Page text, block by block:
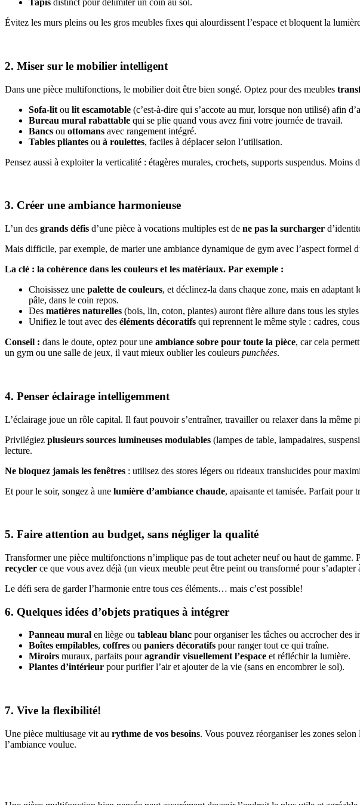
Tapis distinct pour délimiter un coin au sol.
Évitez les murs pleins ou les gros meubles fixes qui alourdissent l’espace et bloquent la
2. Miser sur le mobilier intelligent
Dans une pièce multifonctions, le mobilier doit être bien songé. Optez pour des meubles
Sofa-lit ou lit escamotable (c’est-à-dire qui s’accote au mur, lorsque non utilisé) afin
Bureau mural rabattable qui se plie quand vous avez fini votre journée de travail.
Bancs ou ottomans avec rangement intégré.
Tables pliantes ou à roulettes, faciles à déplacer selon l’utilisation.
Pensez aussi à exploiter la verticalité : étagères murales, crochets, supports suspendus.
3. Créer une ambiance harmonieuse
L’un des grands défis d’une pièce à vocations multiples est de ne pas la surcharger
Mais difficile, par exemple, de marier une ambiance dynamique de gym avec l’aspect formel
La clé : la cohérence dans les couleurs et les matériaux. Par exemple :
Choisissez une palette de couleurs, et déclinez-la dans chaque zone, mais en
pâle, dans le coin repos.
Des matières naturelles (bois, lin, coton, plantes) auront fière allure dans tous les styles
Unifiez le tout avec des éléments décoratifs qui reprennent le même style : cadres,
Conseil : dans le doute, optez pour une ambiance sobre pour toute la pièce, car cela
un gym ou une salle de jeux, il vaut mieux oublier les couleurs punchées.
4. Penser éclairage intelligemment
L’éclairage joue un rôle capital. Il faut pouvoir s’entraîner, travailler ou relaxer dans la même
Privilégiez plusieurs sources lumineuses modulables (lampes de table, lampadaires,
lecture.
Ne bloquez jamais les fenêtres : utilisez des stores légers ou rideaux translucides pour
Et pour le soir, songez à une lumière d’ambiance chaude, apaisante et tamisée. Parfait pour
5. Faire attention au budget, sans négliger la qualité
Transformer une pièce multifonctions n’implique pas de tout acheter neuf ou haut de gamme.
recycler ce que vous avez déjà (un vieux meuble peut être peint ou transformé pour
Le défi sera de garder l’harmonie entre tous ces éléments… mais c’est possible!
6. Quelques idées d’objets pratiques à intégrer
Panneau mural en liège ou tableau blanc pour organiser les tâches ou accrocher des
Boîtes empilables, coffres ou paniers décoratifs pour ranger tout ce qui traîne.
Miroirs muraux, parfaits pouragrandir visuellement l’espace et réfléchir la lumière.
Plantes d’intérieur pour purifier l’air et ajouter de la vie (sans en encombrer le sol).
7. Vive la flexibilité!
Une pièce multiusage vit au rythme de vos besoins. Vous pouvez réorganiser les zones
l’ambiance voulue.